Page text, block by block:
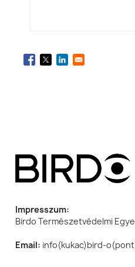
Impresszum:
Birdo Természetvédelmi
Email: info(kukac)bird-